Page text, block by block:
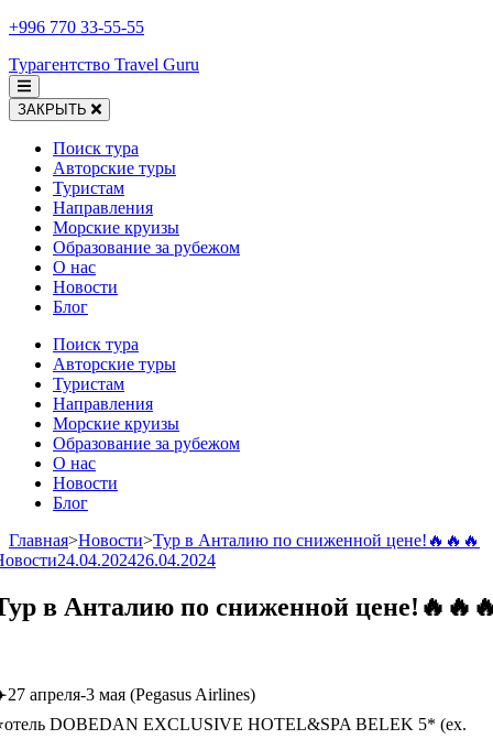
+996 770 33-55-55
Турагентство Travel Guru
ЗАКРЫТЬ
Поиск тура
Авторские туры
Туристам
Направления
Морские круизы
Образование за рубежом
О нас
Новости
Блог
Поиск тура
Авторские туры
Туристам
Направления
Морские круизы
Образование за рубежом
О нас
Новости
Блог
Главная>Новости>Тур в Анталию по сниженной цене!🔥🔥🔥
24.04.202426.04.2024
в Анталию по сниженной
апреля-3 мая (Pegasus Airlines)
DOBEDAN EXCLUSIVE HOTEL&SPA BELEK 5* (ex.